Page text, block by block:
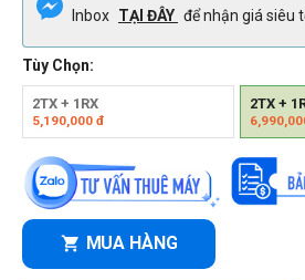
Inbox TẠI ĐÂY để nhận giá siêu
Tùy Chọn:
2TX + 1RX
5,190,000 đ
2TX +
MUA HÀNG